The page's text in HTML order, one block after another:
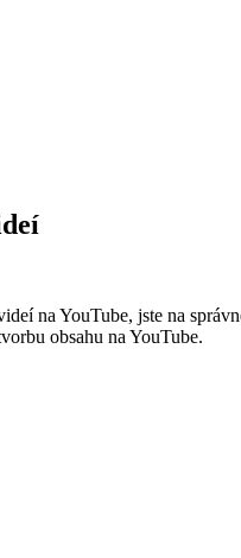
na YouTube, jste na
obsahu na YouTube.